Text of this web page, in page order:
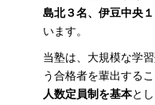
島北３名、伊豆中央１
います。
当塾は、大規模な学
う合格者を輩出する
人数定員制を基本と